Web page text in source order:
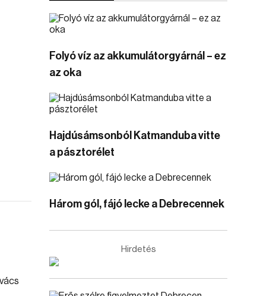
Folyó víz az akkumulátorgyárnál – ez
az oka
Hajdúsámsonból Katmanduba vitte
a pásztorélet
Három gól, fájó lecke a Debrecennek
Hirdetés